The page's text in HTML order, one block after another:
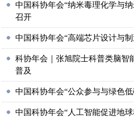
中国科协年会“纳米毒理化学与
召开
中国科协年会“高端芯片设计与
科协年会｜张旭院士科普类脑智
普及
中国科协年会“公众参与与绿色
中国科协年会“人工智能促进地